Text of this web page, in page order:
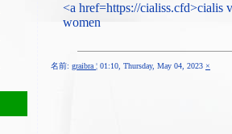
<a href=https://cialiss.cfd>cialis
women
名前: graibra¦ 01:10, Thursday, May 04, 2023 ×